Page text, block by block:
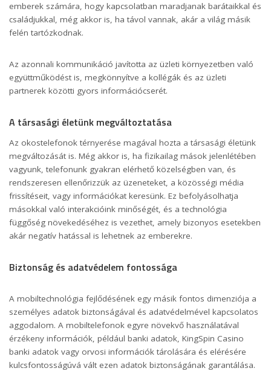
emberek számára, hogy kapcsolatban maradjanak barátaikkal és
családjukkal, még akkor is, ha távol vannak, akár a világ másik
felén tartózkodnak.
Az azonnali kommunikáció javította az üzleti környezetben való
együttműködést is, megkönnyítve a kollégák és az üzleti
partnerek közötti gyors információcserét.
A társasági életünk megváltoztatása
Az okostelefonok térnyerése magával hozta a társasági életünk
megváltozását is. Még akkor is, ha fizikailag mások jelenlétében
vagyunk, telefonunk gyakran elérhető közelségben van, és
rendszeresen ellenőrizzük az üzeneteket, a közösségi média
frissítéseit, vagy információkat keresünk. Ez befolyásolhatja
másokkal való interakcióink minőségét, és a technológia
függőség növekedéséhez is vezethet, amely bizonyos esetekben
akár negatív hatással is lehetnek az emberekre.
Biztonság és adatvédelem fontossága
A mobiltechnológia fejlődésének egy másik fontos dimenziója a
személyes adatok biztonságával és adatvédelmével kapcsolatos
aggodalom. A mobiltelefonok egyre növekvő használatával
érzékeny információk, például banki adatok, KingSpin Casino
banki adatok vagy orvosi információk tárolására és elérésére
kulcsfontosságúvá vált ezen adatok biztonságának garantálása.